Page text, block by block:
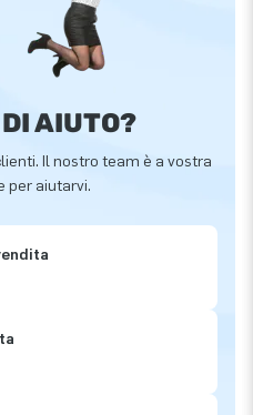
AIUTO?
Il nostro team è a vostra
per aiutarvi.